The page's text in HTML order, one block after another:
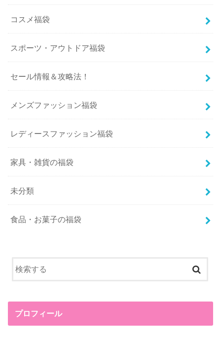
コスメ福袋
スポーツ・アウトドア福袋
セール情報＆攻略法！
メンズファッション福袋
レディースファッション福袋
家具・雑貨の福袋
未分類
食品・お菓子の福袋
プロフィール